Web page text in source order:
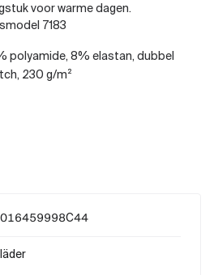
voor warme dagen.
7183
polyamide, 8% elastan, dubbel
230 g/m²